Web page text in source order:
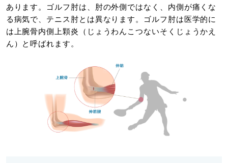
あります。ゴルフ肘は、肘の外側ではなく、内側が痛くな
る病気で、テニス肘とは異なります。ゴルフ肘は医学的に
は上腕骨内側上顆炎（じょうわんこつないそくじょうかえ
ん）と呼ばれます。